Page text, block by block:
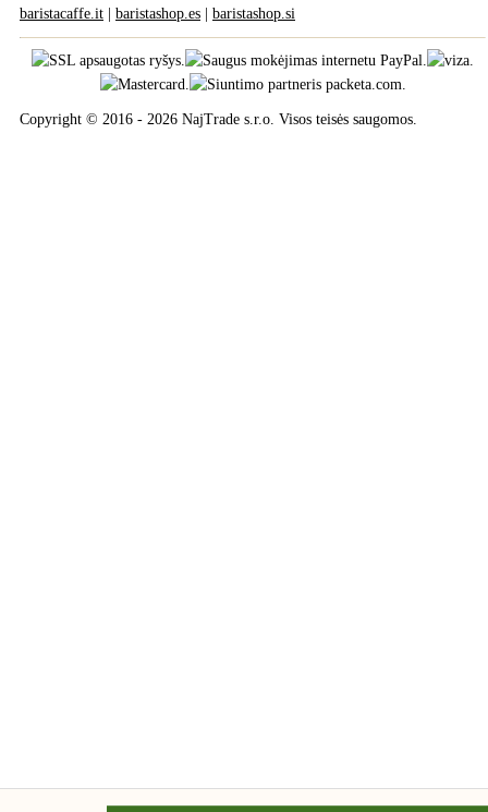
baristacaffe.it
baristashop.es baristashop.si
Copyright © 2016 - 2026 NajTrade s.r.o. Visos teisės saugomos.